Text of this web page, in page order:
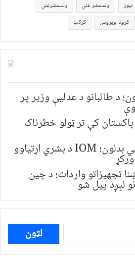
نیوز ولسمشر غني
ولسمشرغني
کرونا ویروس کرکټ
د طالبانو د عدلیې وزیر پر
کې تر ټولو خطرناک
افغانستان کې اقلیمي بدلون؛ IOM د بشري اړتیاوو
تجهیزاتو واردات؛ د چین
ددی
لپاره
لټون: